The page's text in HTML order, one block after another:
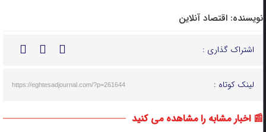
نویسنده: اقتصاد آنلاین
اشتراک گذاری :
لینک کوتاه : https://eghtesadjournal.com/?p=261644
📰 اخبار مشابه را مشاهده می کنید